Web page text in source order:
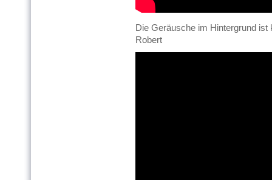
Die Geräusche im Hintergrund
Robert